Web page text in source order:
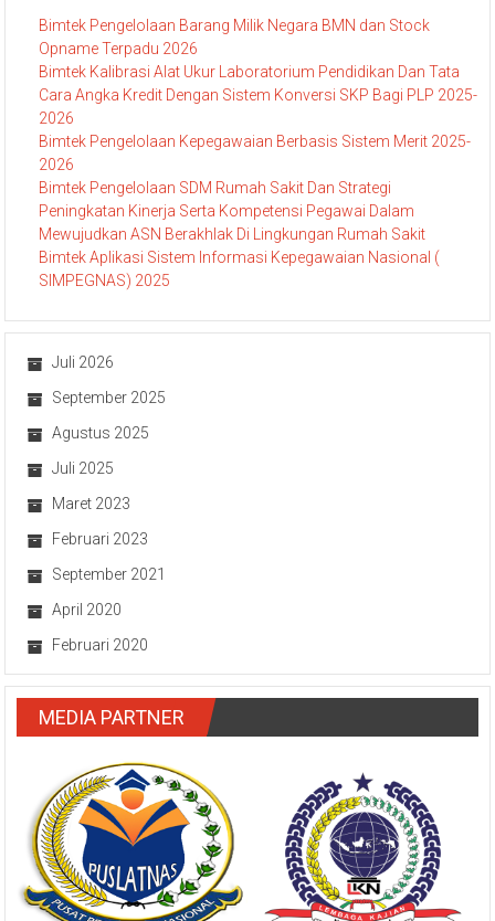
Bimtek Pengelolaan Barang Milik Negara BMN dan Stock
Opname Terpadu 2026
Bimtek Kalibrasi Alat Ukur Laboratorium Pendidikan Dan Tata
Cara Angka Kredit Dengan Sistem Konversi SKP Bagi PLP 2025-
2026
Bimtek Pengelolaan Kepegawaian Berbasis Sistem Merit 2025-
2026
Bimtek Pengelolaan SDM Rumah Sakit Dan Strategi
Peningkatan Kinerja Serta Kompetensi Pegawai Dalam
Mewujudkan ASN Berakhlak Di Lingkungan Rumah Sakit
Bimtek Aplikasi Sistem Informasi Kepegawaian Nasional (
SIMPEGNAS) 2025
Juli 2026
September 2025
Agustus 2025
Juli 2025
Maret 2023
Februari 2023
September 2021
April 2020
Februari 2020
MEDIA PARTNER